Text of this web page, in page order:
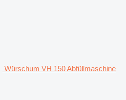
Würschum VH 150 Abfüllmaschine